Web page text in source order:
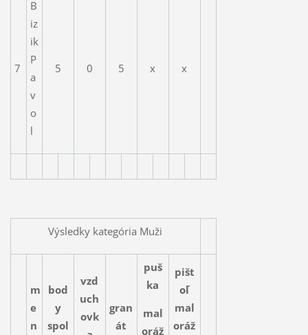
7
B
iz
ik
P
a
v
o
l
5 0 5 x x
Výsledky kategória Muži
m
e
n
bod
y
spol
vzd
uch
ovk
gran
át
puš
ka
mal
oráž
pišt
oľ
mal
oráž